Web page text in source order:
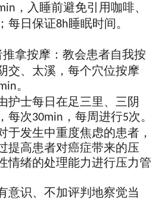
，入睡前避免引用咖啡、
每日保证8h睡眠时间。
推拿按摩：教会患者自我按
交、太溪，每个穴位按摩
。
护士每日在足三里、三阴
每次30min ，每周进行5次。
发生中重度焦虑的患者，
提高患者对癌症带来的压
情绪的处理能力进行压力管
意识、不加评判地察觉当